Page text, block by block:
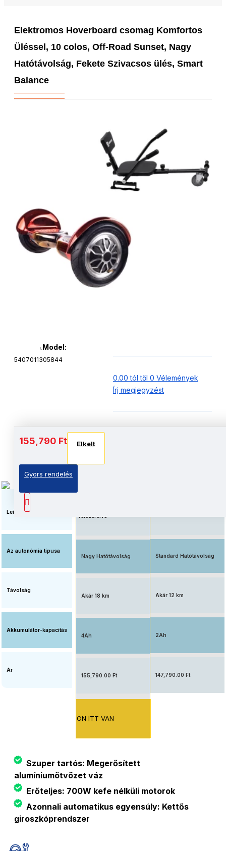
Elektromos Hoverboard csomag Komfortos
Üléssel, 10 colos, Off-Road Sunset, Nagy
Hatótávolság, Fekete Szivacsos ülés, Smart
Balance
Model:
5407011305844
0.00 tól től 0 Vélemények
Írj megjegyzést
155,790 Ft Elkelt
Gyors rendelés
Akkumulátor és autonómia
Leírás
Az autonómia típusa
Távolság
Akkumulátor-kapacitás
Ár
felszerelve
Nagy Hatótávolság
Akár 18 km
4Ah
155,790.00 Ft
ÖN ITT VAN
Standard Hatótávolság
Akár 12 km
2Ah
147,790.00 Ft
Szuper tartós: Megerősített
alumíniumötvözet váz
Erőteljes: 700W kefe nélküli motorok
Azonnali automatikus egyensúly: Kettős
giroszkóprendszer